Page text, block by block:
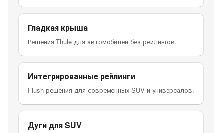
Гладкая крыша
Решения Thule для автомобилей без рейлингов.
Интегрированные рейлинги
Flush-решения для современных SUV и универсалов.
Дуги для SUV